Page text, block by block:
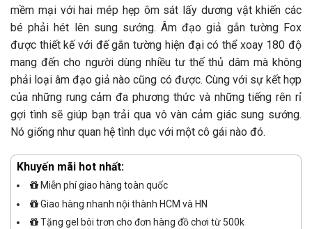
mềm mại với hai mép hẹp ôm sát lấy dương vật khiến các
bé phải hét lên sung sướng. Âm đạo giả gắn tường Fox
được thiết kế với đế gắn tường hiện đại có thể xoay 180 độ
mang đến cho người dùng nhiều tư thế thủ dâm mà không
phải loại âm đạo giả nào cũng có được. Cùng với sự kết hợp
của những rung cảm đa phương thức và những tiếng rên rỉ
gợi tình sẽ giúp bạn trải qua vô vàn cảm giác sung sướng.
Nó giống như quan hệ tình dục với một cô gái nào đó.
Khuyến mãi hot nhất:
Miễn phí giao hàng toàn quốc
Giao hàng nhanh nội thành HCM và HN
Tặng gel bôi trơn cho đơn hàng đồ chơi từ 500k